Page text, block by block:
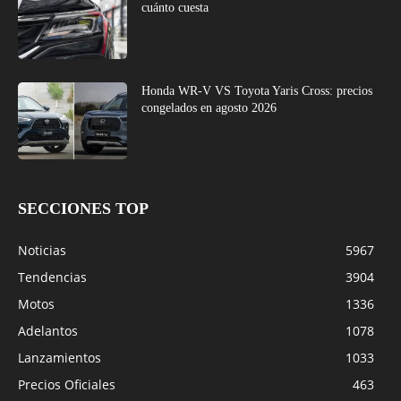
cuánto cuesta
Honda WR-V VS Toyota Yaris Cross: precios
congelados en agosto 2026
SECCIONES TOP
Noticias
5967
Tendencias
3904
Motos
1336
Adelantos
1078
Lanzamientos
1033
Precios Oficiales
463